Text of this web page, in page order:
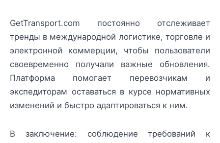
GetTransport.com постоянно отслеживает
тренды в международной логистике, торговле и
электронной коммерции, чтобы пользователи
своевременно получали важные обновления.
Платформа помогает перевозчикам и
экспедиторам оставаться в курсе нормативных
изменений и быстро адаптироваться к ним.
В заключение: соблюдение требований к